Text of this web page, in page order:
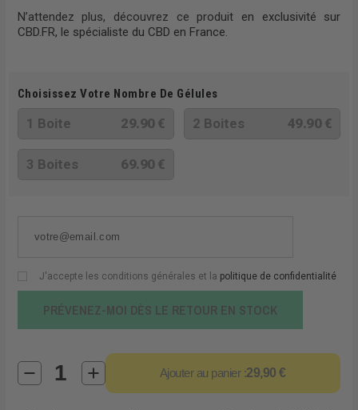
N’attendez plus, découvrez ce produit en exclusivité sur
CBD.FR, le spécialiste du CBD en France.
Choisissez Votre Nombre De Gélules
1 Boite 29.90 € 2 Boites 49.90 €
3 Boites 69.90 €
J'accepte les conditions générales et la politique de confidentialité
PRÉVENEZ-MOI DÈS LE RETOUR EN STOCK
Ajouter au panier :29,90 €